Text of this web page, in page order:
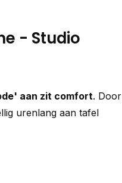
- Studio
aan zit comfort. Door
urenlang aan tafel